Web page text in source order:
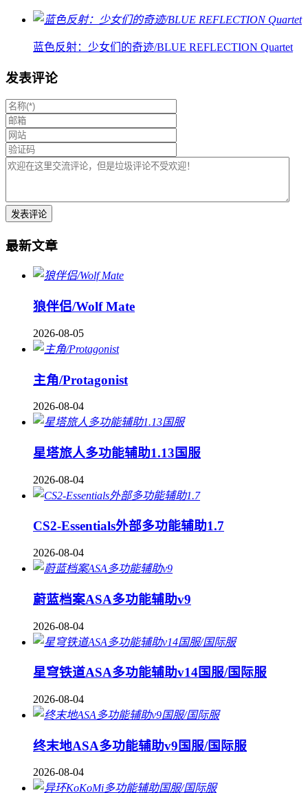
蓝色反射：少女们的奇迹/BLUE REFLECTION Quartet
发表评论
最新文章
狼伴侣/Wolf Mate
2026-08-05
主角/Protagonist
2026-08-04
星塔旅人多功能辅助1.13国服
2026-08-04
CS2-Essentials外部多功能辅助1.7
2026-08-04
蔚蓝档案ASA多功能辅助v9
2026-08-04
星穹铁道ASA多功能辅助v14国服/国际服
2026-08-04
终末地ASA多功能辅助v9国服/国际服
2026-08-04